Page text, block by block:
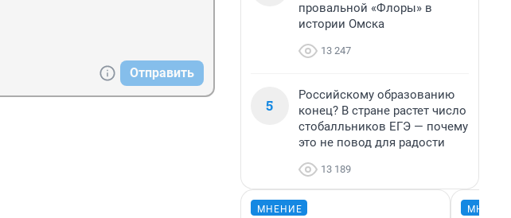
Отправить
провальной «Флоры» в
истории Омска
13 247
5
Российскому образованию
конец? В стране растет число
стобалльников ЕГЭ — почему
это не повод для радости
13 189
МНЕНИЕ